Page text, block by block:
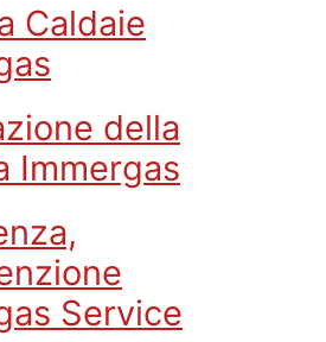
Caldaie
della
Immergas
Service